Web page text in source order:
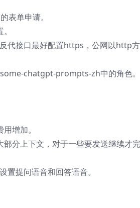
表单申请。
代接口最好配置https，公网以http
chatgpt-prompts-zh中的角色。
增加。
分上下文，对于一些要发送继续才
提问语音和回答语音。